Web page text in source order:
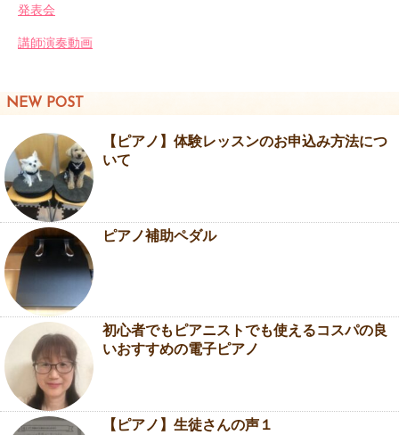
発表会
講師演奏動画
NEW POST
【ピアノ】体験レッスンのお申込み方法につ
いて
ピアノ補助ペダル
初心者でもピアニストでも使えるコスパの良
いおすすめの電子ピアノ
【ピアノ】生徒さんの声１